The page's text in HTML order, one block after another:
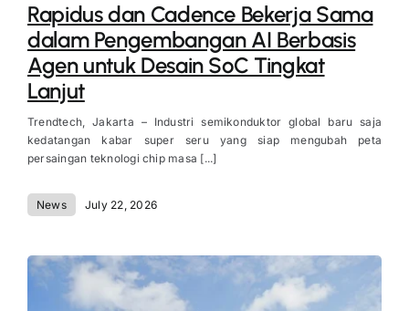
Rapidus dan Cadence Bekerja Sama
dalam Pengembangan AI Berbasis
Agen untuk Desain SoC Tingkat
Lanjut
Trendtech, Jakarta – Industri semikonduktor global baru saja
kedatangan kabar super seru yang siap mengubah peta
persaingan teknologi chip masa [...]
News July 22, 2026